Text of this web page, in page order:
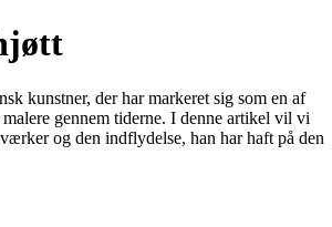
kunstner, der har markeret sig som en af
gennem tiderne. I denne artikel vil vi
og den indflydelse, han har haft på den